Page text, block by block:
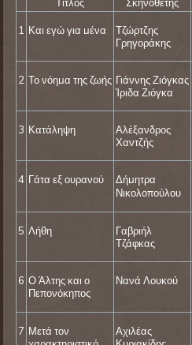
1 Και εγώ για μένα
Τζώρτζης
Γρηγοράκης
2 Το νόημα της ζωής Γιάννης Ζιόγκας
Ίριδα Ζιόγκα
3 Κατάληψη
Αλέξανδρος
Χαντζής
4 Γάτα εξ ουρανού
Δήμητρα
Νικολοπούλου
5 Λήθη
Γαβριήλ
Τζάφκας
6 Ο Άλτης και ο
Πεπονόκηπος
Νανά Λουκού
7 Μετά τον
Αχιλέας